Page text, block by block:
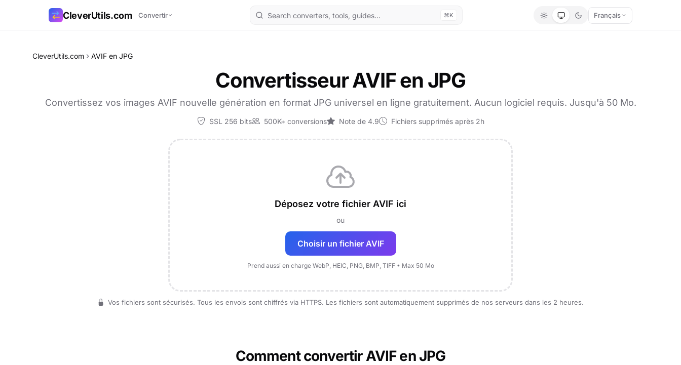
CleverUtils.com Convertir ⌘K Français
CleverUtils.com AVIF en JPG
Convertisseur AVIF en JPG
Convertissez vos images AVIF nouvelle génération en format JPG universel en ligne gratuitement. Aucun logiciel requis. Jusqu'à 50 Mo.
SSL 256 bits 500K+ conversions Note de 4.9 Fichiers supprimés après 2h
Déposez votre fichier AVIF ici
ou
Choisir un fichier AVIF
Prend aussi en charge WebP, HEIC, PNG, BMP, TIFF • Max 50 Mo
Vos fichiers sont sécurisés. Tous les envois sont chiffrés via HTTPS. Les fichiers sont automatiquement supprimés de nos serveurs dans les 2 heures.
Comment convertir AVIF en JPG